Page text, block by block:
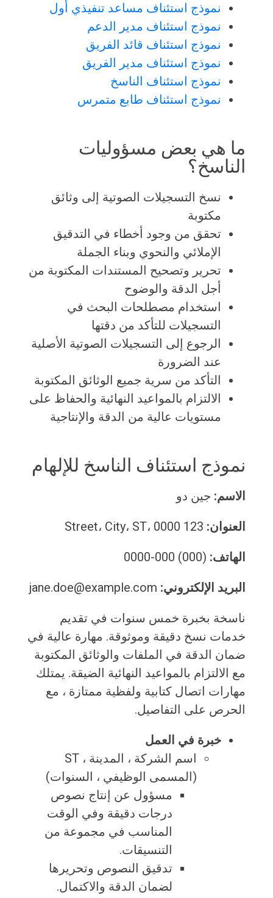
نموذج استئناف مساعد تنفيذي أول
نموذج استئناف مدير الدعم
نموذج استئناف قائد الفريق
نموذج استئناف مدير الفريق
نموذج استئناف الناسخ
نموذج استئناف طابع متمرس
ما هي بعض مسؤوليات
الناسخ؟
نسخ التسجيلات الصوتية إلى وثائق
مكتوبة
تحقق من وجود أخطاء في التدقيق
الإملائي والنحوي وبناء الجملة
تحرير وتصحيح المستندات المكتوبة من
أجل الدقة والوضوح
استخدام مصطلحات البحث في
التسجيلات للتأكد من دقتها
الرجوع إلى التسجيلات الصوتية الأصلية
عند الضرورة
التأكد من سرية جميع الوثائق المكتوبة
الالتزام بالمواعيد النهائية والحفاظ على
مستويات عالية من الدقة والإنتاجية
نموذج استئناف الناسخ للإلهام
الاسم: جين دو
العنوان:
الهاتف: (000) 000-0000
البريد الإلكتروني:
ناسخة بخبرة خمس سنوات في تقديم
خدمات نسخ دقيقة وموثوقة. مهارة عالية في
ضمان الدقة في الملفات والوثائق المكتوبة
مع الالتزام بالمواعيد النهائية الضيقة. يمتلك
مهارات اتصال كتابية ولفظية ممتازة ، مع
الحرص على التفاصيل.
خبرة في العمل
اسم الشركة ، المدينة ، ST
(المسمى الوظيفي ، السنوات)
مسؤول عن إنتاج نصوص
درجات دقيقة وفي الوقت
المناسب في مجموعة من
التنسيقات.
تدقيق النصوص وتحريرها
لضمان الدقة والاكتمال.